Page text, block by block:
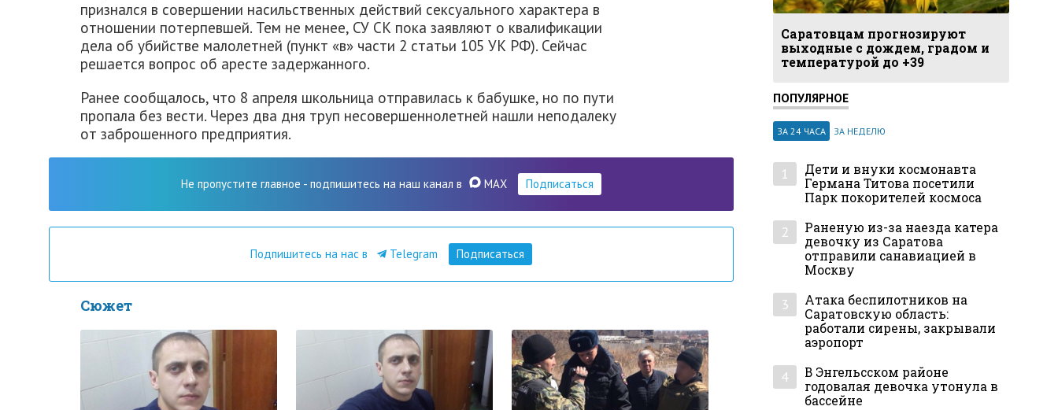
признался в совершении насильственных действий сексуального характера в
отношении потерпевшей. Тем не менее, СУ СК пока заявляют о квалификации
дела об убийстве малолетней (пункт «в» части 2 статьи 105 УК РФ). Сейчас
решается вопрос об аресте задержанного.
Ранее сообщалось, что 8 апреля школьница отправилась к бабушке, но по пути
пропала без вести. Через два дня труп несовершеннолетней нашли неподалеку
от заброшенного предприятия.
Не пропустите главное - подпишитесь на наш канал в MAX Подписаться
Подпишитесь на нас в Telegram Подписаться
Сюжет
Саратовцам прогнозируют
выходные с дождем, градом и
температурой до +39
ПОПУЛЯРНОЕ
ЗА 24 ЧАСА ЗА НЕДЕЛЮ
1
Дети и внуки космонавта
Германа Титова посетили
Парк покорителей космоса
2
Раненую из-за наезда катера
девочку из Саратова
отправили санавиацией в
Москву
3
Атака беспилотников на
Саратовскую область:
работали сирены, закрывали
аэропорт
4
В Энгельсском районе
годовалая девочка утонула в
бассейне